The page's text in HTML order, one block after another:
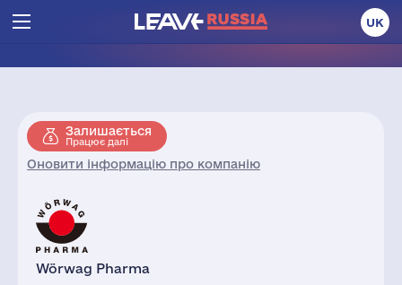
UK
Залишається
Працює далі
Оновити інформацію про компанію
Wörwag Pharma